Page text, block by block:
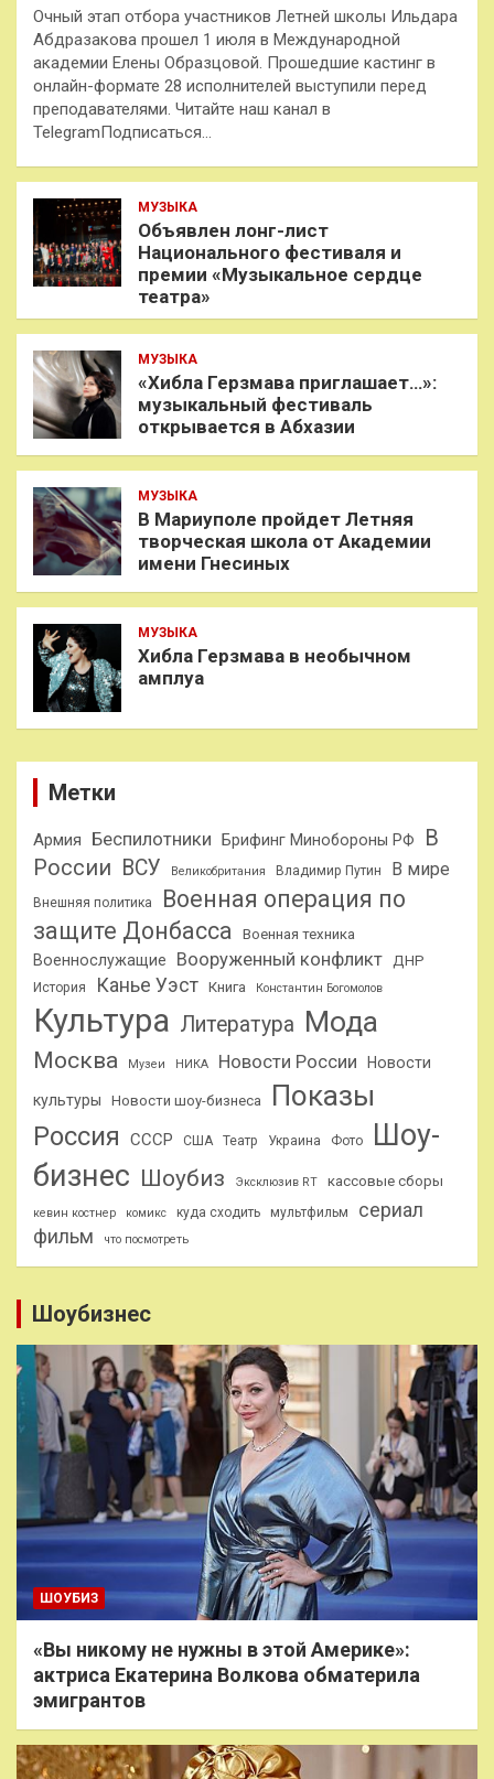
Очный этап отбора участников Летней школы Ильдара
Абдразакова прошел 1 июля в Международной
академии Елены Образцовой. Прошедшие кастинг в
онлайн-формате 28 исполнителей выступили перед
преподавателями. Читайте наш канал в
TelegramПодписаться…
МУЗЫКА
Объявлен лонг-лист
Национального фестиваля и
премии «Музыкальное сердце
театра»
МУЗЫКА
«Хибла Герзмава приглашает…»:
музыкальный фестиваль
открывается в Абхазии
МУЗЫКА
В Мариуполе пройдет Летняя
творческая школа от Академии
имени Гнесиных
МУЗЫКА
Хибла Герзмава в необычном
амплуа
Метки
Армия Беспилотники Брифинг Минобороны РФ
В
России ВСУ Великобритания Владимир Путин В мире
Внешняя политика
Военная операция по
защите Донбасса
Военная техника
Военнослужащие Вооруженный конфликт ДНР
История Канье Уэст Книга Константин Богомолов
Культура Литература Мода
Москва Музеи НИКА Новости России Новости
культуры Новости шоу-бизнеса Показы
Россия СССР США Театр Украина Фото
Шоу-
бизнес Шоубиз Эксклюзив RT кассовые сборы
кевин костнер комикс куда сходить мультфильм
сериал
фильм
что посмотреть
Шоубизнес
ШОУБИЗ
«Вы никому не нужны в этой Америке»:
актриса Екатерина Волкова обматерила
эмигрантов